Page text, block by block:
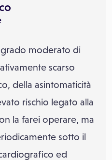
moderato di
scarso
della asintomaticità
rischio legato alla
la farei operare, ma
sotto il
ed